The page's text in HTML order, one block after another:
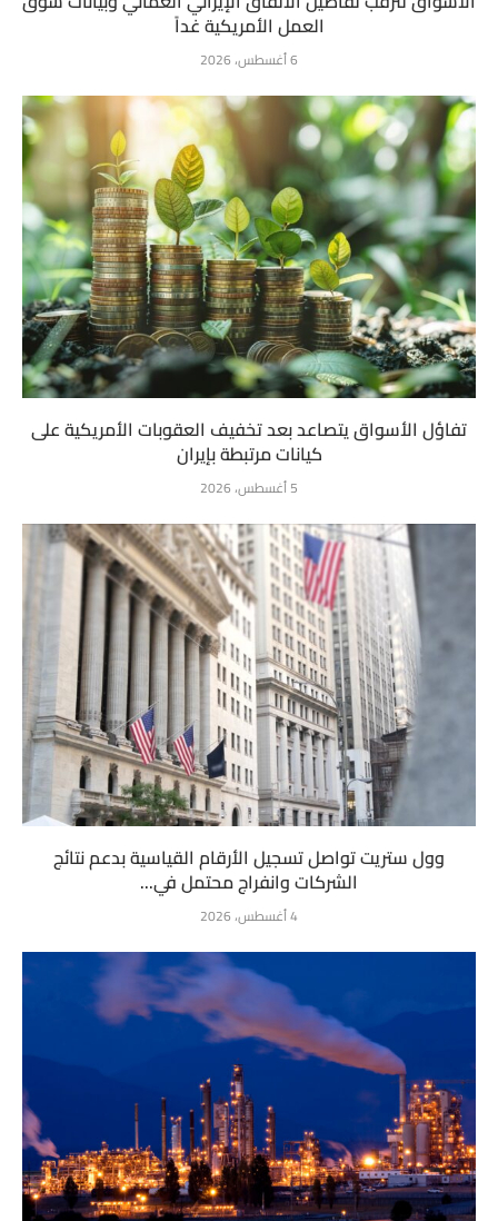
العمل الأمريكية غداً
6 أغسطس، 2026
تفاؤل الأسواق يتصاعد بعد تخفيف العقوبات الأمريكية على
كيانات مرتبطة بإيران
5 أغسطس، 2026
وول ستريت تواصل تسجيل الأرقام القياسية بدعم نتائج
الشركات وانفراج محتمل في...
4 أغسطس، 2026